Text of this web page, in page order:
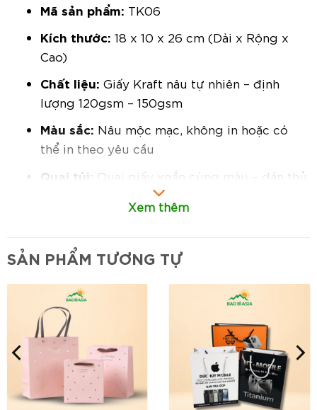
Mã sản phẩm: TK06
Kích thước: 18 x 10 x 26 cm (Dài x Rộng x
Cao)
Chất liệu: Giấy Kraft nâu tự nhiên – định
lượng 120gsm – 150gsm
Màu sắc: Nâu mộc mạc, không in hoặc có
thể in theo yêu cầu
Quai túi: Quai giấy xoắn cùng màu – dán thủ
công chắc chắn, chịu lực tốt
Kích thước lý tưởng – linh hoạt sử dụng:
Phù hợp đựng mỹ phẩm, bánh ngọt, quà lưu
niệm, phụ kiện hoặc sản phẩm handmade.
Chất liệu thân thiện môi trường: Giấy Kraft
tái chế, không chứa chất tẩy, dễ phân hủy –
góp phần xây dựng hình ảnh thương hiệu
Xem thêm
SẢN PHẨM TƯƠNG TỰ